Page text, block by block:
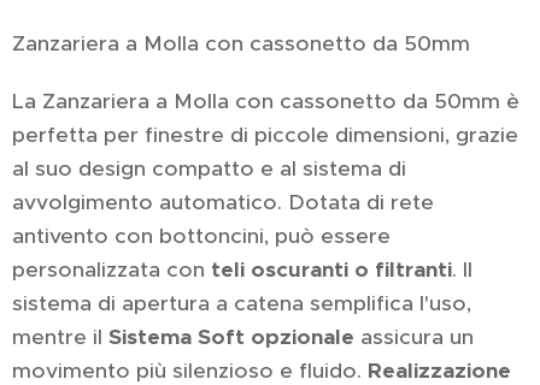
Zanzariera a Molla con cassonetto da 50mm
La Zanzariera a Molla con cassonetto da 50mm è
perfetta per finestre di piccole dimensioni, grazie
al suo design compatto e al sistema di
avvolgimento automatico. Dotata di rete
antivento con bottoncini, può essere
personalizzata con teli oscuranti o filtranti. Il
sistema di apertura a catena semplifica l'uso,
mentre il Sistema Soft opzionale assicura un
movimento più silenzioso e fluido. Realizzazione